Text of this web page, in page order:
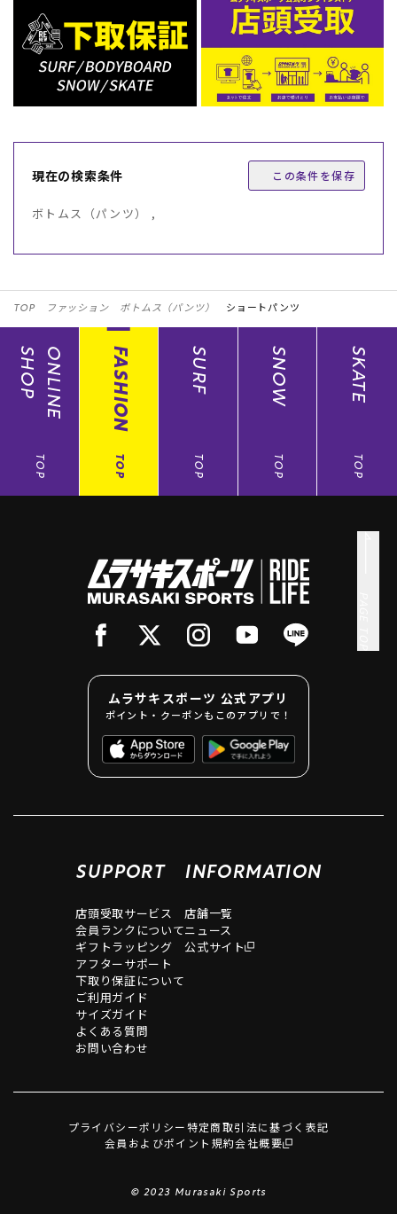
現在の検索条件 この条件を保存
ボトムス（パンツ） ,
TOP ファッション ボトムス（パンツ） ショートパンツ
ONLINE
SHOP
TOP
FASHION
TOP
SURF
TOP
SNOW
TOP
SKATE
TOP
ムラサキスポーツ 公式アプリ
ポイント・クーポンもこのアプリで！
SUPPORT
店頭受取サービス
会員ランクについて
ギフトラッピング
アフターサポート
下取り保証について
ご利用ガイド
サイズガイド
よくある質問
お問い合わせ
INFORMATION
店舗一覧
ニュース
公式サイト
プライバシーポリシー特定商取引法に基づく表記
会員およびポイント規約会社概要
© 2023 Murasaki Sports